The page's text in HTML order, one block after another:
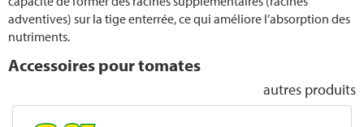
adventives) sur la tige enterrée, ce qui améliore l’absorption des
nutriments.
Accessoires pour tomates
autres produits
Semer du gazon
Tondeuses robots sans câble périphérique
Chenilles